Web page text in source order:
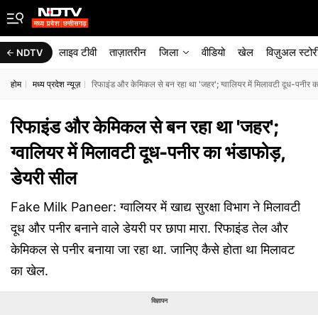
NDTV लाइव टीवी ताज़ातरीन जिला वीडियो खेल विज़ुअल
होम मध्य प्रदेश न्यूज़ रिफाइंड और केमिकल से बन रहा था 'जहर'; ग्वालियर में मिलावटी दूध-पनीर
रिफाइंड और केमिकल से बन रहा था 'जहर';
ग्वालियर में मिलावटी दूध-पनीर का भंडाफोड़,
डेयरी सील
Fake Milk Paneer: ग्वालियर में खाद्य सुरक्षा विभाग ने मिलावटी
दूध और पनीर बनाने वाले डेयरी पर छापा मारा. रिफाइंड तेल और
केमिकल से पनीर बनाया जा रहा था. जानिए कैसे होता था मिलावट
का खेल.
विज्ञापन